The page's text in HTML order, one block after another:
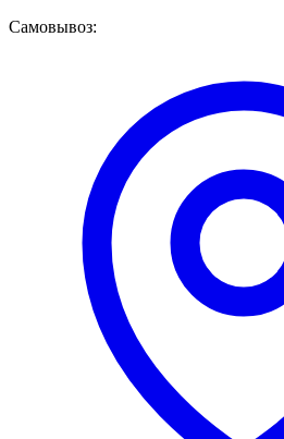
Самовывоз: